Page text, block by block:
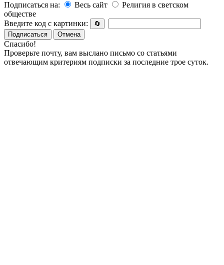
Подписаться на:
Весь сайт
Религия в светском
обществе
Введите код с картинки:
🔄
Подписаться
Отмена
Спасибо!
Проверьте почту, вам выслано письмо со статьями
отвечающим критериям подписки за последние трое суток.